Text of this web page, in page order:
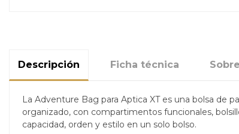
Descripción Ficha técnica
La Adventure Bag para Aptica XT es una bolsa de
organizado, con compartimentos funcionales,
capacidad, orden y estilo en un solo bolso.